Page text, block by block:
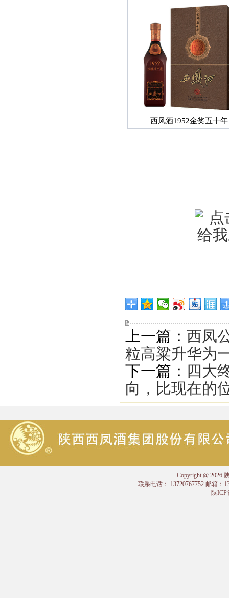
西凤酒1952金奖五十年
上一篇： 西凤
粒高粱升华为
下一篇： 四大
向，比现在的
Copyright @ 2026
联系电话： 13720767752 邮箱：
陕ICP